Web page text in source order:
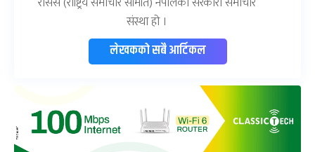
संस्था हो ।
लेखकको सबै आर्टिकल